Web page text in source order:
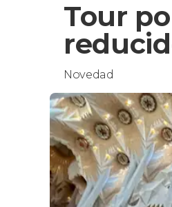
Tour
Novedad